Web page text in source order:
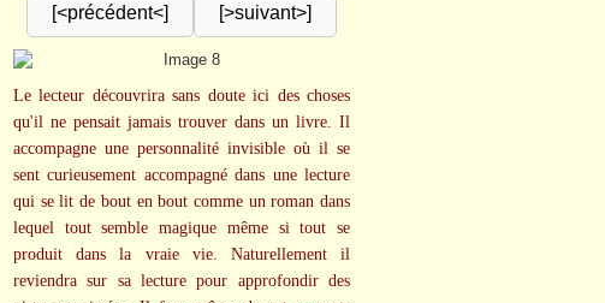
[<précédent<] [>suivant>]
Le lecteur découvrira sans doute ici des choses
qu'il ne pensait jamais trouver dans un livre. Il
accompagne une personnalité invisible où il se
sent curieusement accompagné dans une lecture
qui se lit de bout en bout comme un roman dans
lequel tout semble magique même si tout se
produit dans la vraie vie. Naturellement il
reviendra sur sa lecture pour approfondir des